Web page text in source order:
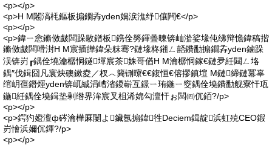
<p></p>
<p>H M闂滈枆鏂板搧鐗孨yden娲涙潐纾儴闁€</p>
<p></p>
<p>鍏ㄧ悆鏅傚皻闆跺敭鐠板鎸佺簩鍕曡暕锛屾湁娑堟伅绋辩憺鍏稿揩
鏅傚皻闆嗗湗H M宸插皣鍏朵粖骞?鏈堟柊鎺ㄥ嚭鐨勫搧鐗孨yden鏀跺
洖锛岃┎鍝佺墝瀹樼恫鐩墠宸茶姝哥偤H M瀹樼恫鎵€鏈夛紝閮ㄥ垎
鍝″伐鍓囧凡寰炴礇鏉夌／杈︿簨铏曢€€鍑恒€傛摎鎮塇 M鏈締鏈冪辜
绾岄亱鐕烴yden锛屼絾涓嶆渻鍐嶄互鐛ㄧ珛鍦ㄧ窔鍝佺墝鐨勫舰寮忓瓨
鍦紝鍝佺墝鍓垫剰绺界洠宸叉柤浠婂勾澶忓ぉ闆㈣伔銆?/p>
<p></p>
<p>鍔犳嬁澶ф硶瀹樺厤闄よ鑶氬搧鍏徃Deciem鍓靛浜虹殑CEO鍜
岃懀浜嬭伔鍕?/p>
<p></p>